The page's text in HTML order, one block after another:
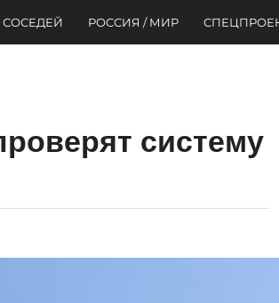
РОССИЯ / МИР
систему